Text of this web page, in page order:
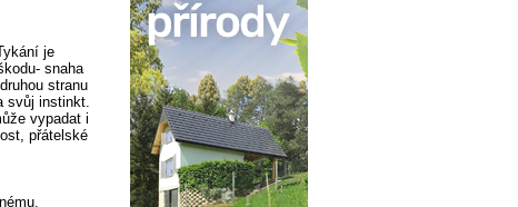
je
snaha
stranu
svůj instinkt.
vypadat i
přátelské